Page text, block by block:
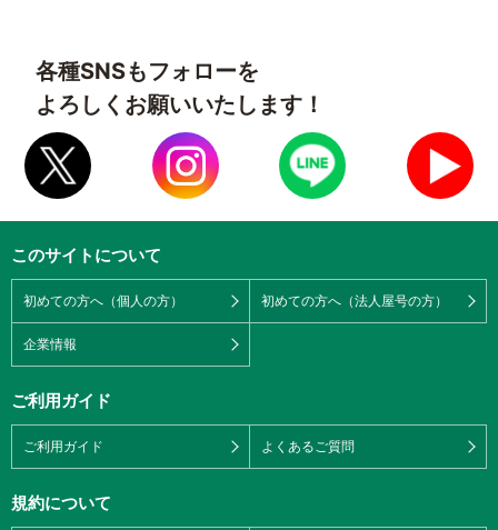
各種SNSもフォローを
よろしくお願いいたします！
このサイトについて
初めての方へ（個人の方） 初めての方へ（法人屋号の方）
企業情報
ご利用ガイド
ご利用ガイド よくあるご質問
規約について